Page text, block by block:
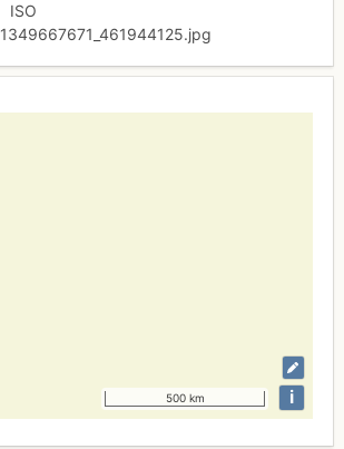
ISO
1349667671_461944125.jpg
500 km i